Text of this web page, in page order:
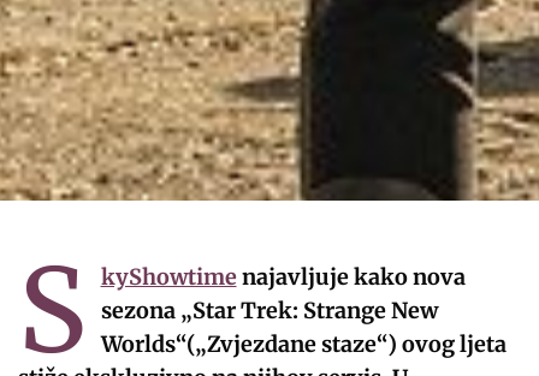
S kyShowtimenajavljuje kako nova
sezona „Star Trek: Strange New
Worlds“(„Zvjezdane staze“) ovog ljeta